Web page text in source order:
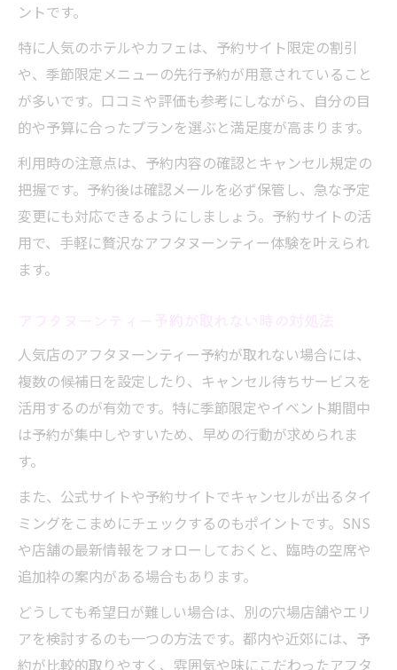
ントです。
特に人気のホテルやカフェは、予約サイト限定の割引
や、季節限定メニューの先行予約が用意されていること
が多いです。口コミや評価も参考にしながら、自分の目
的や予算に合ったプランを選ぶと満足度が高まります。
利用時の注意点は、予約内容の確認とキャンセル規定の
把握です。予約後は確認メールを必ず保管し、急な予定
変更にも対応できるようにしましょう。予約サイトの活
用で、手軽に贅沢なアフタヌーンティー体験を叶えられ
ます。
人気店のアフタヌーンティー予約が取れない場合には、
複数の候補日を設定したり、キャンセル待ちサービスを
活用するのが有効です。特に季節限定やイベント期間中
は予約が集中しやすいため、早めの行動が求められま
す。
また、公式サイトや予約サイトでキャンセルが出るタイ
ミングをこまめにチェックするのもポイントです。SNS
や店舗の最新情報をフォローしておくと、臨時の空席や
追加枠の案内がある場合もあります。
どうしても希望日が難しい場合は、別の穴場店舗やエリ
アを検討するのも一つの方法です。都内や近郊には、予
約が比較的取りやすく、雰囲気や味にこだわったアフタ